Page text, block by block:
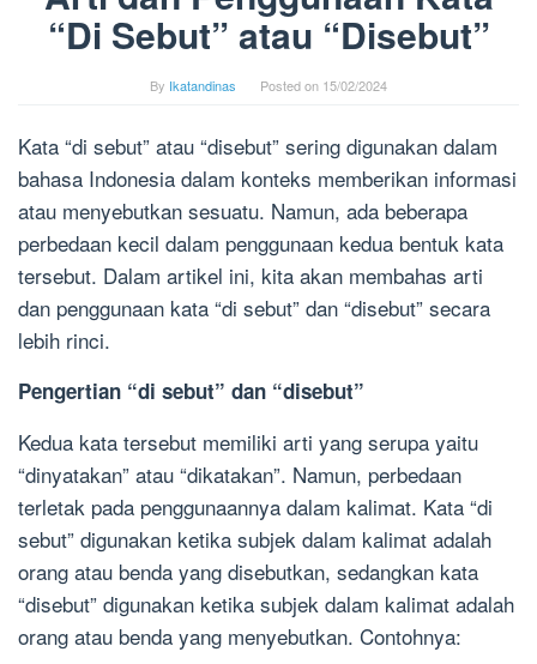
“Di Sebut” atau “Disebut”
By Ikatandinas Posted on 15/02/2024
Kata “di sebut” atau “disebut” sering digunakan dalam
bahasa Indonesia dalam konteks memberikan informasi
atau menyebutkan sesuatu. Namun, ada beberapa
perbedaan kecil dalam penggunaan kedua bentuk kata
tersebut. Dalam artikel ini, kita akan membahas arti
dan penggunaan kata “di sebut” dan “disebut” secara
lebih rinci.
Pengertian “di sebut” dan “disebut”
Kedua kata tersebut memiliki arti yang serupa yaitu
“dinyatakan” atau “dikatakan”. Namun, perbedaan
terletak pada penggunaannya dalam kalimat. Kata “di
sebut” digunakan ketika subjek dalam kalimat adalah
orang atau benda yang disebutkan, sedangkan kata
“disebut” digunakan ketika subjek dalam kalimat adalah
orang atau benda yang menyebutkan. Contohnya: